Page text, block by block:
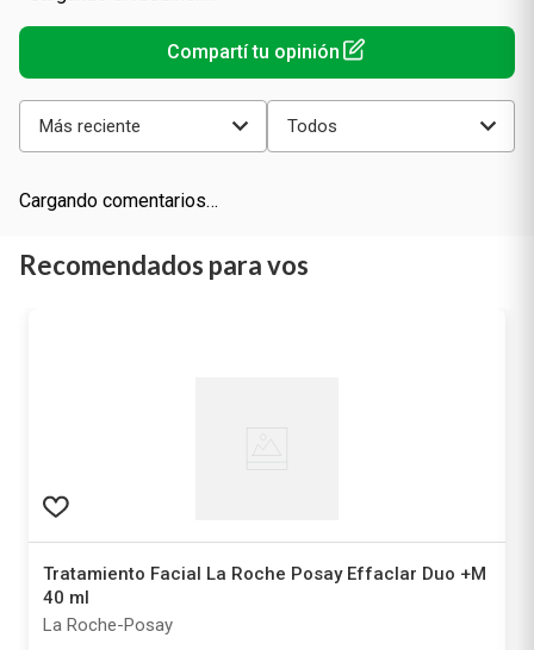
Más reciente Todos
Cargando comentarios…
Recomendados para vos
Tratamiento Facial La Roche Posay Effaclar Duo +M
40 ml
La Roche-Posay